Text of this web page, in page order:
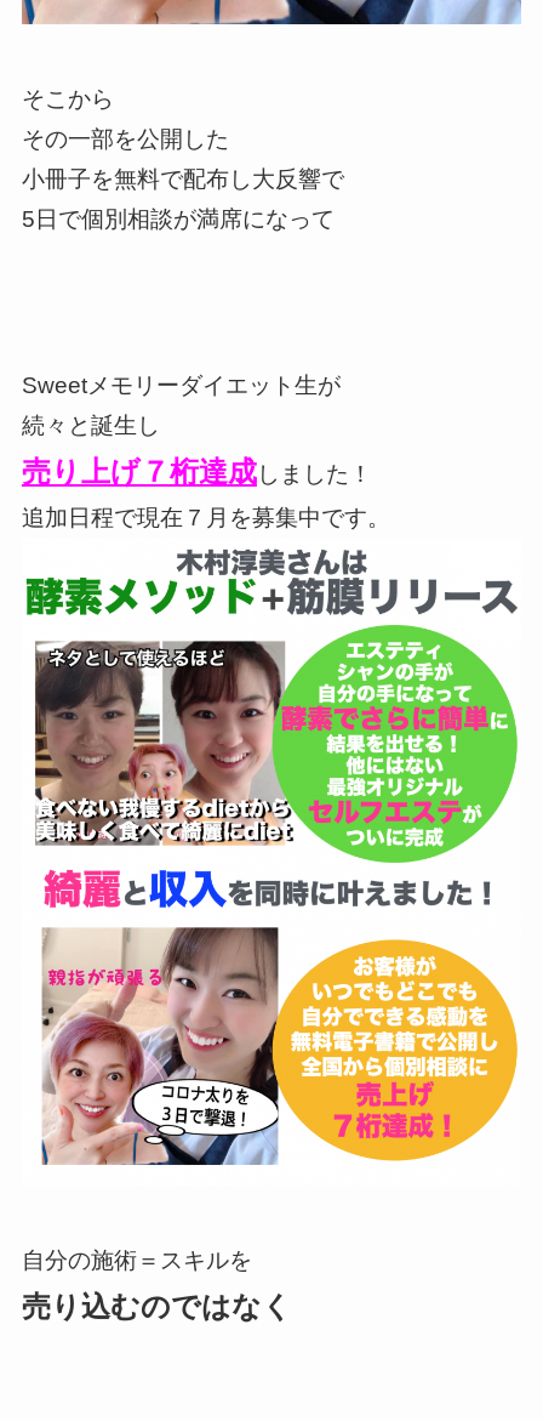
そこから
その一部を公開した
小冊子を無料で配布し大反響で
5日で個別相談が満席になって
Sweetメモリーダイエット生が
続々と誕生し
売り上げ７桁達成しました！
追加日程で現在７月を募集中です。
自分の施術＝スキルを
売り込むのではなく